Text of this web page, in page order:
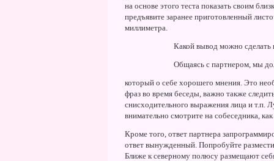
на основе этого теста показать своим
предъявите заранее приготовленный
миллиметра.
Какой вывод можно сделать
Общаясь с партнером, мы
который о себе хорошего мнения. Это
фраз во время беседы, важно также
снисходительного выражения лица и т.п.
внимательно смотрите на собеседника,
Кроме того, ответ партнера
ответ вынужденный. Попробуйте
Ближе к северному полюсу размещают